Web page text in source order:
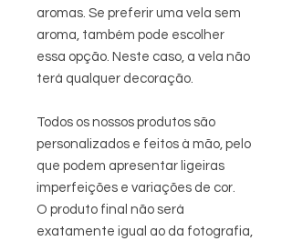
aromas. Se preferir uma vela sem
aroma, também pode escolher
essa opção. Neste caso, a vela não
terá qualquer decoração.
Todos os nossos produtos são
personalizados e feitos à mão, pelo
que podem apresentar ligeiras
imperfeições e variações de cor.
O produto final não será
exatamente igual ao da fotografia,